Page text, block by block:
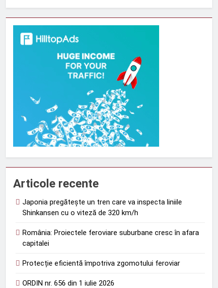
Articole recente
Japonia pregătește un tren care va inspecta liniile
Shinkansen cu o viteză de 320 km/h
România: Proiectele feroviare suburbane cresc în afara
capitalei
Protecție eficientă împotriva zgomotului feroviar
ORDIN nr. 656 din 1 iulie 2026